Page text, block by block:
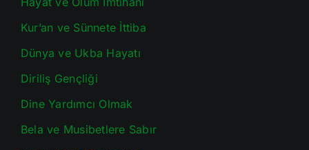
Kur’an ve Sünnete İttiba
Dünya ve Ukba Hayatı
Diriliş Gençliği
Dine Yardımcı Olmak
Bela ve Musibetlere Sabır